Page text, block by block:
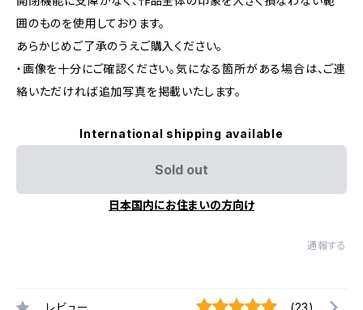
囲のものを使用しております。
あらかじめご了承のうえご購入ください。
・画像を十分にご確認ください。気になる箇所がある場合は、ご連
絡いただければ追加写真を掲載いたします。
International shipping available
Sold out
日本国内にお住まいの方向け
通報する
レビュー (23)